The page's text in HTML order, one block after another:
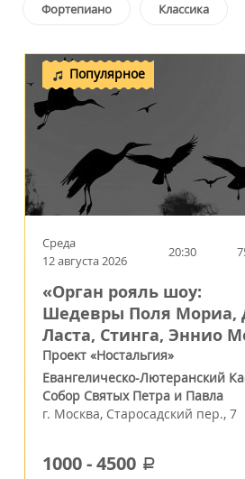
Фортепиано Классика
Популярное
Среда
12 августа 2026
20:30
«Орган рояль шоу:
Шедевры Поля Мориа,
Ласта, Стинга, Эннио
Проект «Ностальгия»
Евангелическо-Лютеранский
Собор Святых Петра и Павла
г. Москва, Старосадский пер., 7
1000-4500 a